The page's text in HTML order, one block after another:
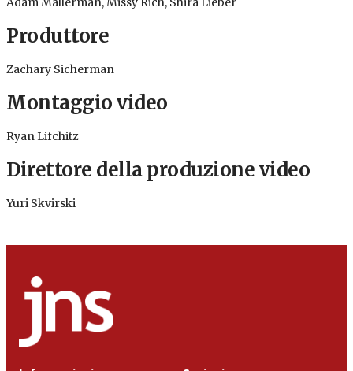
Produttore
Zachary Sicherman
Montaggio video
Ryan Lifchitz
Direttore della produzione video
Yuri Skvirski